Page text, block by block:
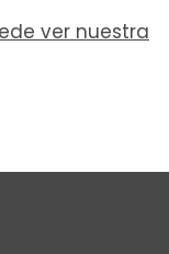
ver nuestra